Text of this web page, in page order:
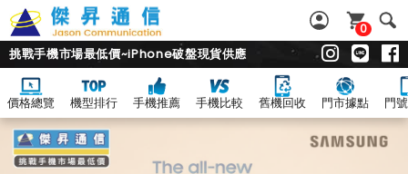
0
挑戰手機市場最低價~iPhone破盤現貨供應
價格總覽 機型排行 手機推薦 手機比較 舊機回收 門市據點 門